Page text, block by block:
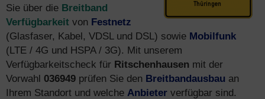
Sie über die Breitband
Verfügbarkeit von Festnetz
(Glasfaser, Kabel, VDSL und DSL) sowie Mobilfunk
(LTE / 4G und HSPA / 3G). Mit unserem
Verfügbarkeitscheck für Ritschenhausen mit der
Vorwahl 036949 prüfen Sie den Breitbandausbau an
Ihrem Standort und welche Anbieter verfügbar sind.